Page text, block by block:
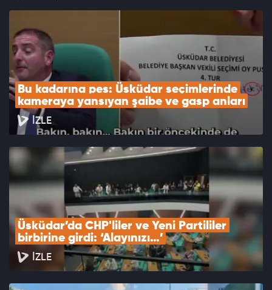
Bu kadarına pes: Üsküdar seçimlerinde
kameraya yansıyan şaibe ve gasp anları
İZLE
Üsküdar’da CHP'liler ve Yeni Partililer
birbirine girdi: ‘Alayınızı…’
İZLE